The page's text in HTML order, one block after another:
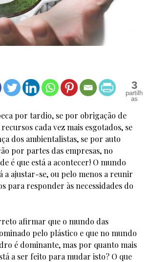
3
por tardio, se por obrigação de
cada vez mais esgotados, se
dos ambientalistas, se por auto
por partes das empresas, no
é que está a acontecer! O mundo
a ajustar-se, ou pelo menos a reunir
para responder às necessidades do
afirmar que o mundo das
pelo plástico e que no mundo
é dominante, mas por quanto mais
a ser feito para mudar isto? O que